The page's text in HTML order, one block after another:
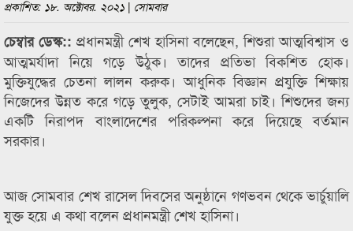
প্রকাশিত: ১৮. অক্টোবর. ২০২১ | সোমবার
চেম্বার ডেস্ক:: প্রধানমন্ত্রী শেখ হাসিনা বলেছেন, শিশুরা আত্মবিশ্বাস ও
আত্মমর্যাদা নিয়ে গড়ে উঠুক। তাদের প্রতিভা বিকশিত হোক।
মুক্তিযুদ্ধের চেতনা লালন করুক। আধুনিক বিজ্ঞান প্রযুক্তি শিক্ষায়
নিজেদের উন্নত করে গড়ে তুলুক, সেটাই আমরা চাই। শিশুদের জন্য
একটি নিরাপদ বাংলাদেশের পরিকল্পনা করে দিয়েছে বর্তমান
সরকার।
আজ সোমবার শেখ রাসেল দিবসের অনুষ্ঠানে গণভবন থেকে ভার্চুয়ালি
যুক্ত হয়ে এ কথা বলেন প্রধানমন্ত্রী শেখ হাসিনা।